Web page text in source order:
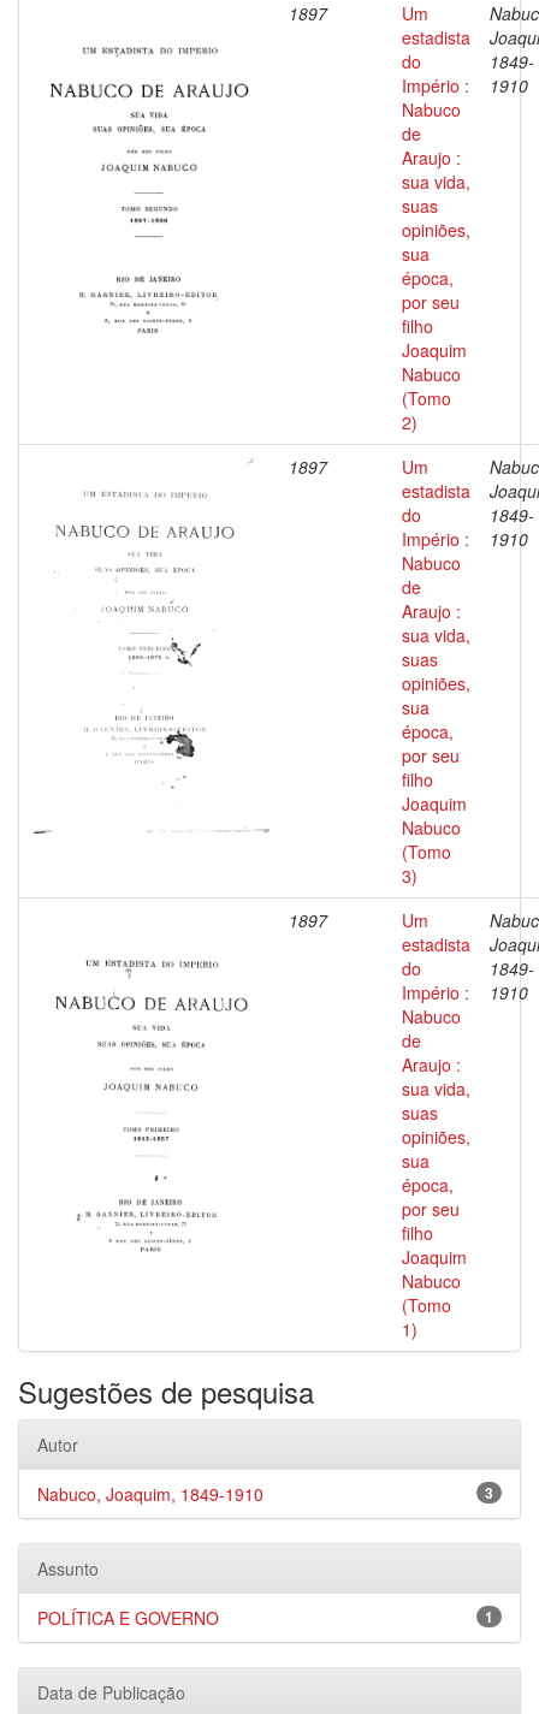
1897
Um
estadista
do
Império :
Nabuco
de
Araujo :
sua vida,
suas
opiniões,
sua
época,
por seu
filho
Joaquim
Nabuco
(Tomo
2)
1849-
1910
1897
Um
estadista
do
Império :
Nabuco
de
Araujo :
sua vida,
suas
opiniões,
sua
época,
por seu
filho
Joaquim
Nabuco
(Tomo
3)
1849-
1910
1897
Um
estadista
do
Império :
Nabuco
de
Araujo :
sua vida,
suas
opiniões,
sua
época,
por seu
filho
Joaquim
Nabuco
(Tomo
1)
1849-
1910
Sugestões de pesquisa
Autor
3
Nabuco, Joaquim, 1849-1910
Assunto
1
POLÍTICA E GOVERNO
Data de Publicação